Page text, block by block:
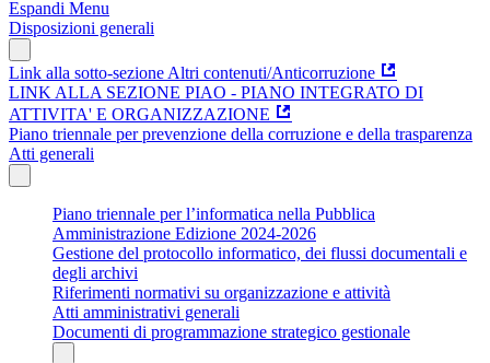
Espandi Menu
Disposizioni generali
Link alla sotto-sezione Altri contenuti/Anticorruzione
LINK ALLA SEZIONE PIAO - PIANO INTEGRATO DI
ATTIVITA' E ORGANIZZAZIONE
Piano triennale per prevenzione della corruzione e della trasparenza
Atti generali
Piano triennale per l’informatica nella Pubblica
Amministrazione Edizione 2024-2026
Gestione del protocollo informatico, dei flussi documentali e
degli archivi
Riferimenti normativi su organizzazione e attività
Atti amministrativi generali
Documenti di programmazione strategico gestionale